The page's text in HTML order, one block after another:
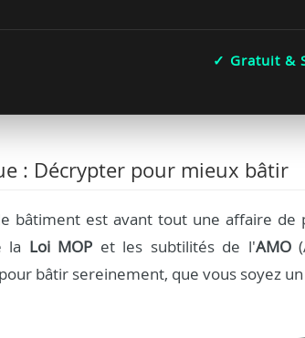
✓ Gratuit &
: Décrypter pour mieux bâtir
bâtiment est avant tout une affaire
la Loi MOP et les subtilités de l'AMO
bâtir sereinement, que vous soyez